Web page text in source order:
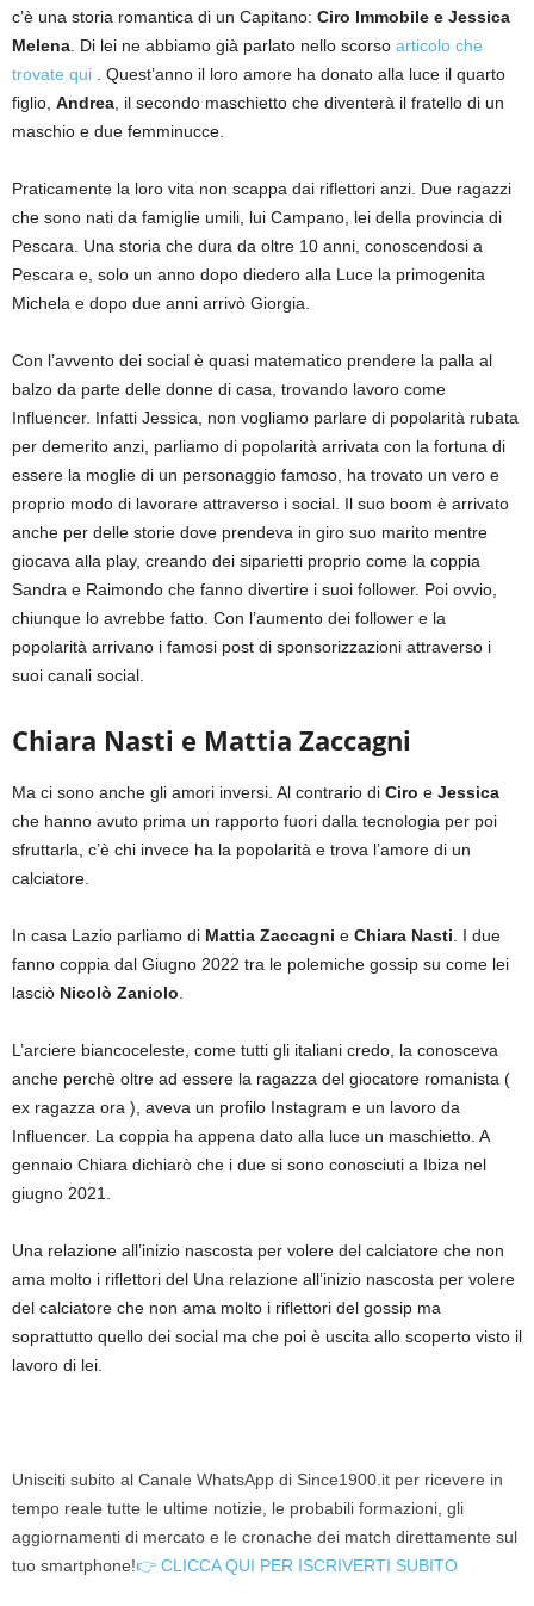
c’è una storia romantica di un Capitano: Ciro Immobile e Jessica
Melena. Di lei ne abbiamo già parlato nello scorso articolo che
trovate qui . Quest’anno il loro amore ha donato alla luce il quarto
figlio, Andrea, il secondo maschietto che diventerà il fratello di un
maschio e due femminucce.
Praticamente la loro vita non scappa dai riflettori anzi. Due ragazzi
che sono nati da famiglie umili, lui Campano, lei della provincia di
Pescara. Una storia che dura da oltre 10 anni, conoscendosi a
Pescara e, solo un anno dopo diedero alla Luce la primogenita
Michela e dopo due anni arrivò Giorgia.
Con l’avvento dei social è quasi matematico prendere la palla al
balzo da parte delle donne di casa, trovando lavoro come
Influencer. Infatti Jessica, non vogliamo parlare di popolarità rubata
per demerito anzi, parliamo di popolarità arrivata con la fortuna di
essere la moglie di un personaggio famoso, ha trovato un vero e
proprio modo di lavorare attraverso i social. Il suo boom è arrivato
anche per delle storie dove prendeva in giro suo marito mentre
giocava alla play, creando dei siparietti proprio come la coppia
Sandra e Raimondo che fanno divertire i suoi follower. Poi ovvio,
chiunque lo avrebbe fatto. Con l’aumento dei follower e la
popolarità arrivano i famosi post di sponsorizzazioni attraverso i
suoi canali social.
Chiara Nasti e Mattia Zaccagni
Ma ci sono anche gli amori inversi. Al contrario di Ciro e Jessica
che hanno avuto prima un rapporto fuori dalla tecnologia per poi
sfruttarla, c’è chi invece ha la popolarità e trova l’amore di un
calciatore.
In casa Lazio parliamo di Mattia Zaccagni e Chiara Nasti. I due
fanno coppia dal Giugno 2022 tra le polemiche gossip su come lei
lasciò Nicolò Zaniolo.
L’arciere biancoceleste, come tutti gli italiani credo, la conosceva
anche perchè oltre ad essere la ragazza del giocatore romanista (
ex ragazza ora ), aveva un profilo Instagram e un lavoro da
Influencer. La coppia ha appena dato alla luce un maschietto. A
gennaio Chiara dichiarò che i due si sono conosciuti a Ibiza nel
giugno 2021.
Una relazione all’inizio nascosta per volere del calciatore che non
ama molto i riflettori del Una relazione all’inizio nascosta per volere
del calciatore che non ama molto i riflettori del gossip ma
soprattutto quello dei social ma che poi è uscita allo scoperto visto il
lavoro di lei.
Unisciti subito al Canale WhatsApp di Since1900.it per ricevere in
tempo reale tutte le ultime notizie, le probabili formazioni, gli
aggiornamenti di mercato e le cronache dei match direttamente sul
tuo smartphone!👉 CLICCA QUI PER ISCRIVERTI SUBITO